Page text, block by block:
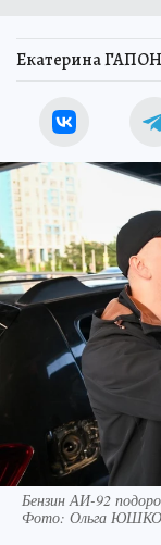
Екатерина ГАПОН
Бензин АИ-92
Фото: Ольга